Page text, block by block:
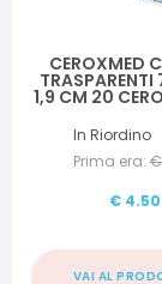
CEROXMED
1,9 CM 20
In Riordino
Prima era:
€ 4.50
VAI AL